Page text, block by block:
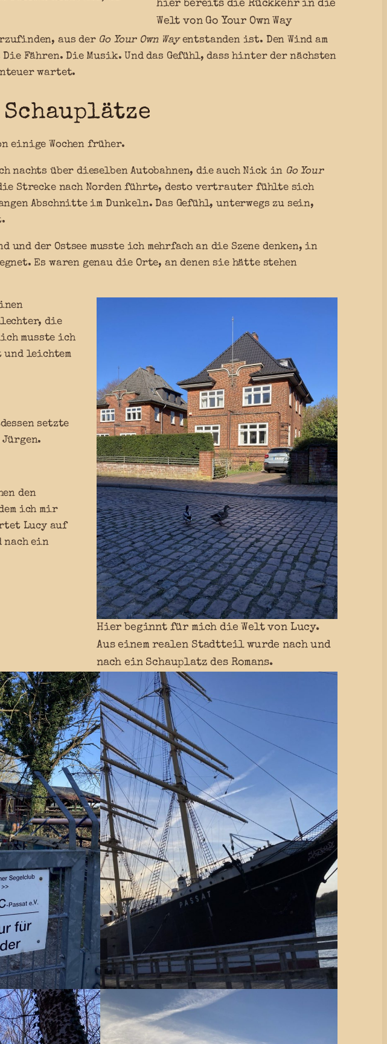
hier bereits die Rückkehr in die
Welt von Go Your Own Way
aus der Go Your Own Wayentstanden ist. Den Wind am
Die Fähren. Die Musik. Und das Gefühl, dass hinter der nächsten
wartet.
einige Wochen früher.
nachts über dieselben Autobahnen, die auch Nick in Go Your
Strecke nach Norden führte, desto vertrauter fühlte sich
Abschnitte im Dunkeln. Das Gefühl, unterwegs zu sein,
und der Ostsee musste ich mehrfach an die Szene denken, in
Es waren genau die Orte, an denen sie hätte stehen
Hier beginnt für mich die Welt von Lucy.
Aus einem realen Stadtteil wurde nach und
nach ein Schauplatz des Romans.
die
musste ich
und leichtem
setzte
den
ich mir
Lucy auf
nach ein